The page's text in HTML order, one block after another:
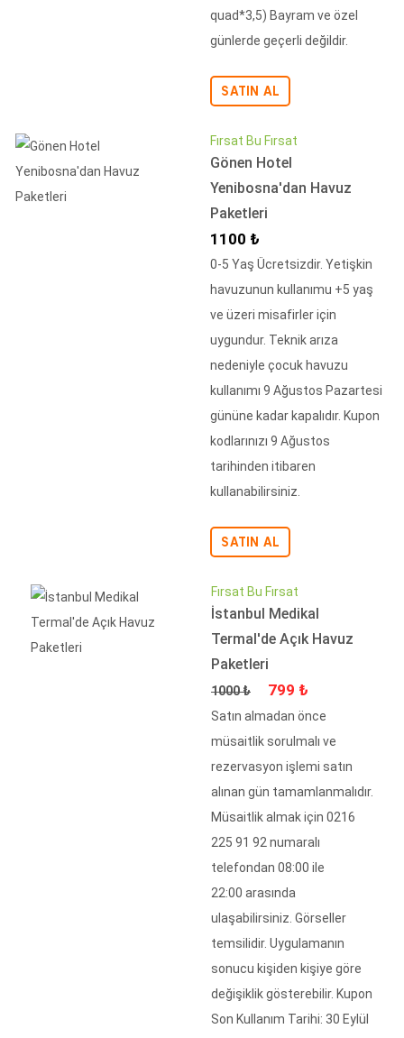
quad*3,5) Bayram ve özel
günlerde geçerli değildir.
SATIN AL
Fırsat Bu Fırsat
Gönen Hotel
Yenibosna'dan Havuz
Paketleri
İndirimli Fiyat
1100 ₺
0-5 Yaş Ücretsizdir. Yetişkin
havuzunun kullanımu +5 yaş
ve üzeri misafirler için
uygundur. Teknik arıza
nedeniyle çocuk havuzu
kullanımı 9 Ağustos Pazartesi
gününe kadar kapalıdır. Kupon
kodlarınızı 9 Ağustos
tarihinden itibaren
kullanabilirsiniz.
SATIN AL
Fırsat Bu Fırsat
İstanbul Medikal
Termal'de Açık Havuz
Paketleri
Fiyat
1000 ₺ İndirimli Fiyat
799 ₺
Satın almadan önce
müsaitlik sorulmalı ve
rezervasyon işlemi satın
alınan gün tamamlanmalıdır.
Müsaitlik almak için 0216
225 91 92 numaralı
telefondan 08:00 ile
22:00 arasında
ulaşabilirsiniz. Görseller
temsilidir. Uygulamanın
sonucu kişiden kişiye göre
değişiklik gösterebilir. Kupon
Son Kullanım Tarihi: 30 Eylül